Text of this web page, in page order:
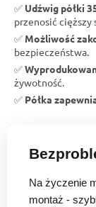
✅ Udźwig półki
przenosić cięższy
✅ Możliwość
bezpieczeństwa.
✅
żywotność.
✅ Półka
Na życzenie
montaż -